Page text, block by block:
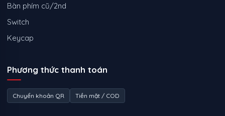
Bàn phím cũ/2nd
Switch
Keycap
Phương thức thanh toán
Chuyển khoản QR Tiền mặt / COD